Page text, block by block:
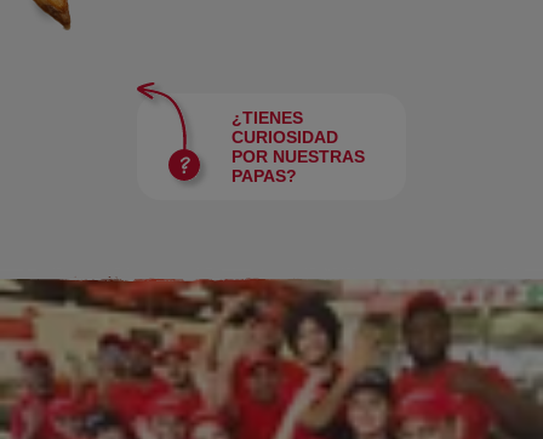
¿TIENES
CURIOSIDAD
POR NUESTRAS
PAPAS?